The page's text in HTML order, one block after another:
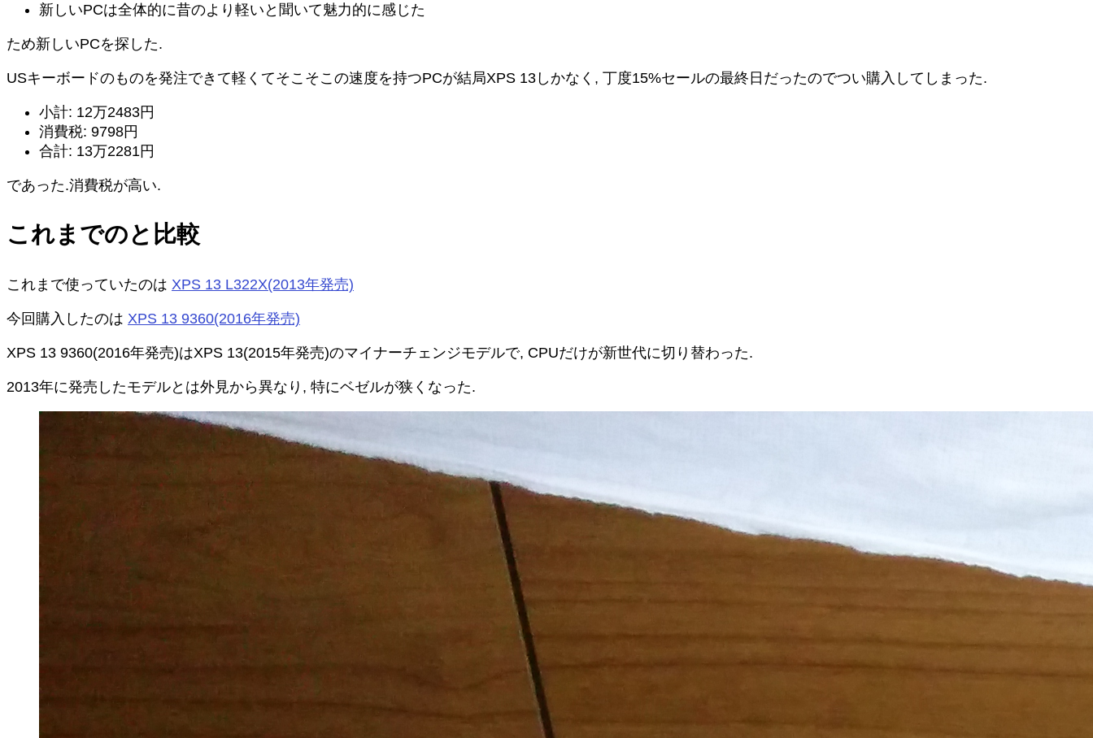
新しいPCは全体的に昔のより軽いと聞いて魅力的に感じた
ため新しいPCを探した.
USキーボードのものを発注できて軽くてそこそこの速度を持つPCが結局XPS 13しかなく, 丁度15%セールの最終日だったのでつい購入してしまった.
小計: 12万2483円
消費税: 9798円
合計: 13万2281円
であった.消費税が高い.
これまでのと比較
これまで使っていたのは XPS 13 L322X(2013年発売)
今回購入したのは XPS 13 9360(2016年発売)
XPS 13 9360(2016年発売)はXPS 13(2015年発売)のマイナーチェンジモデルで, CPUだけが新世代に切り替わった.
2013年に発売したモデルとは外見から異なり, 特にベゼルが狭くなった.